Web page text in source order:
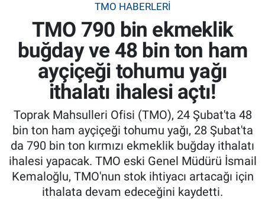
TMO HABERLERI
TMO 790 bin ekmeklik
buğday ve 48 bin ton ham
ayçiçeği tohumu yağı
ithalatı ihalesi açtı!
Toprak Mahsulleri Ofisi (TMO), 24 Şubat'ta 48
bin ton ham ayçiçeği tohumu yağı, 28 Şubat'ta
da 790 bin ton kırmızı ekmeklik buğday ithalatı
ihalesi yapacak. TMO eski Genel Müdürü İsmail
Kemaloğlu, TMO'nun stok ihtiyacı artacağı için
ithalata devam edeceğini kaydetti.
Tarımsal Destekler
Tarım Bakanlığı
TZOB
Tarım Kredi Kooperatifleri
Pankobirlik
Et fiyatları
Tüm Manşetler
Son Dakika Haberleri
Haber Arşivi